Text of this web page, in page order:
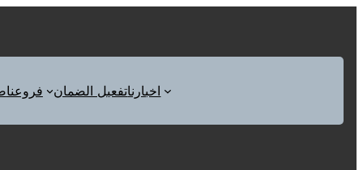
فروعنا تفعيل الضماناخبارنا